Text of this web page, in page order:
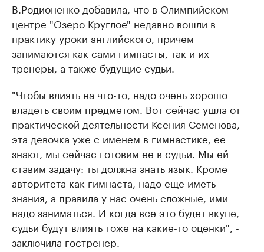
В.Родионенко добавила, что в Олимпийском
центре "Озеро Круглое" недавно вошли в
практику уроки английского, причем
занимаются как сами гимнасты, так и их
тренеры, а также будущие судьи.
"Чтобы влиять на что-то, надо очень хорошо
владеть своим предметом. Вот сейчас ушла от
практической деятельности Ксения Семенова,
эта девочка уже с именем в гимнастике, ее
знают, мы сейчас готовим ее в судьи. Мы ей
ставим задачу: ты должна знать язык. Кроме
авторитета как гимнаста, надо еще иметь
знания, а правила у нас очень сложные, ими
надо заниматься. И когда все это будет вкупе,
судьи будут влиять тоже на какие-то оценки", -
заключила гостренер.